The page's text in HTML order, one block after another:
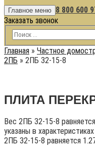
Главное меню 8 800 600
Заказать звонок
Главная » Частное
2ПБ » 2ПБ 32-15-8
ПЛИТА
Вес 2ПБ 32-15-8
указаны в
2ПБ 32-15-8 равняется